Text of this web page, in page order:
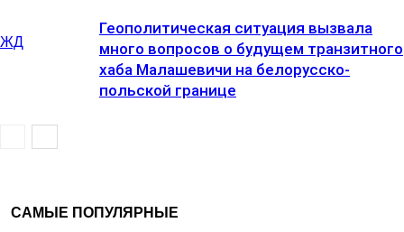
ЖД
Геополитическая ситуация вызвала
много вопросов о будущем транзитного
хаба Малашевичи на белорусско-
польской границе
САМЫЕ ПОПУЛЯРНЫЕ